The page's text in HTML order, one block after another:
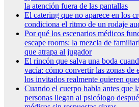
la atención fuera de las pantallas
El catering que no aparece en los
condiciona el ritmo de un rodaje
Por qué los escenarios médicos
escape rooms: la mezcla de
que atrapa al jugador
El rincón que salva una boda
vacía: cómo convertir las zonas de
los invitados realmente quieren
Cuando el cuerpo habla antes que
personas llegan al psicólogo